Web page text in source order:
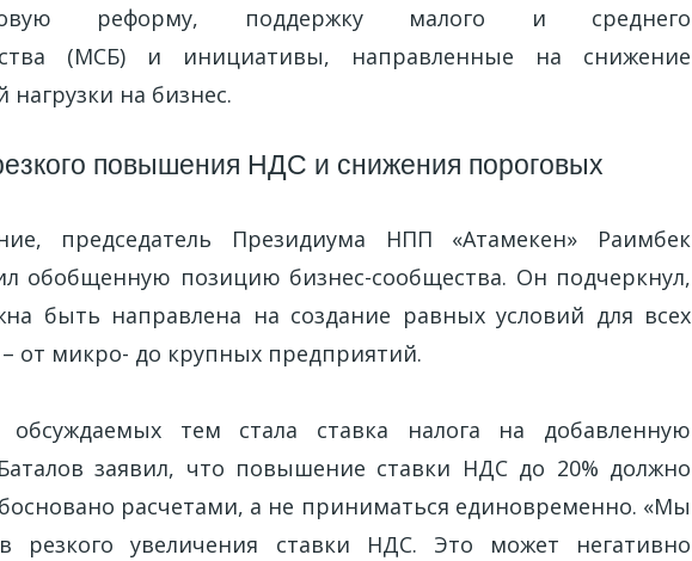
реформу, поддержку малого и среднего
(МСБ) и инициативы, направленные на снижение
на бизнес.
повышения НДС и снижения пороговых
председатель Президиума НПП «Атамекен» Раимбек
обобщенную позицию бизнес-сообщества. Он подчеркнул,
быть направлена на создание равных условий для всех
от микро- до крупных предприятий.
тем стала ставка налога на добавленную
заявил, что повышение ставки НДС до 20% должно
расчетами, а не приниматься единовременно. «Мы
резкого увеличения ставки НДС. Это может негативно